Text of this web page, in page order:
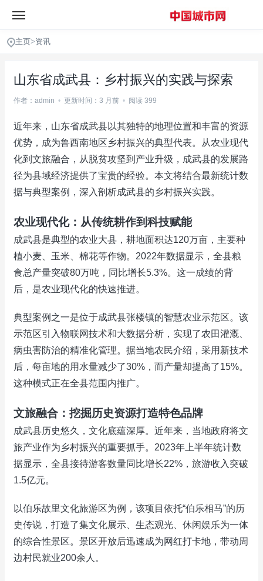
主页>资讯
山东省成武县：乡村振兴的实践与探索
作者：admin • 更新时间：3 月前 • 阅读 399
近年来，山东省成武县以其独特的地理位置和丰富的资源
优势，成为鲁西南地区乡村振兴的典型代表。从农业现代
化到文旅融合，从脱贫攻坚到产业升级，成武县的发展路
径为县域经济提供了宝贵的经验。本文将结合最新统计数
据与典型案例，深入剖析成武县的乡村振兴实践。
农业现代化：从传统耕作到科技赋能
成武县是典型的农业大县，耕地面积达120万亩，主要种
植小麦、玉米、棉花等作物。2022年数据显示，全县粮
食总产量突破80万吨，同比增长5.3%。这一成绩的背
后，是农业现代化的快速推进。
典型案例之一是位于成武县张楼镇的智慧农业示范区。该
示范区引入物联网技术和大数据分析，实现了农田灌溉、
病虫害防治的精准化管理。据当地农民介绍，采用新技术
后，每亩地的用水量减少了30%，而产量却提高了15%。
这种模式正在全县范围内推广。
文旅融合：挖掘历史资源打造特色品牌
成武县历史悠久，文化底蕴深厚。近年来，当地政府将文
旅产业作为乡村振兴的重要抓手。2023年上半年统计数
据显示，全县接待游客数量同比增长22%，旅游收入突破
1.5亿元。
以伯乐故里文化旅游区为例，该项目依托“伯乐相马”的历
史传说，打造了集文化展示、生态观光、休闲娱乐为一体
的综合性景区。景区开放后迅速成为网红打卡地，带动周
边村民就业200余人。